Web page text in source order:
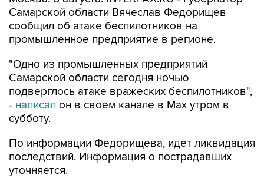
Самарской области Вячеслав Федорищев
сообщил об атаке беспилотников на
промышленное предприятие в регионе.
"Одно из промышленных предприятий
Самарской области сегодня ночью
подверглось атаке вражеских беспилотников",
- написал он в своем канале в Max утром в
субботу.
По информации Федорищева, идет ликвидация
последствий. Информация о пострадавших
уточняется.